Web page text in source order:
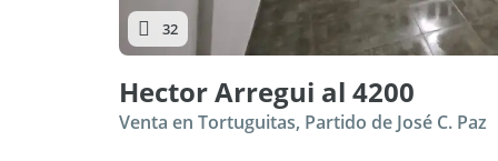
32
Hector Arregui al 4200
Venta en Tortuguitas, Partido de José C. Paz